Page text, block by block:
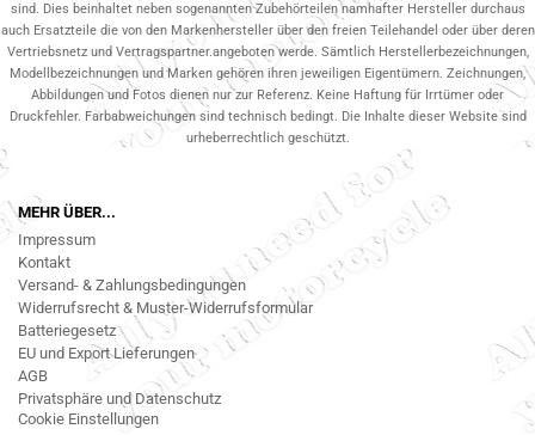
sind. Dies beinhaltet neben sogenannten Zubehörteilen namhafter Hersteller durchaus
auch Ersatzteile die von den Markenhersteller über den freien Teilehandel oder über deren
Vertriebsnetz und Vertragspartner.angeboten werde. Sämtlich Herstellerbezeichnungen,
Modellbezeichnungen und Marken gehören ihren jeweiligen Eigentümern. Zeichnungen,
Abbildungen und Fotos dienen nur zur Referenz. Keine Haftung für Irrtümer oder
Druckfehler. Farbabweichungen sind technisch bedingt. Die Inhalte dieser Website sind
urheberrechtlich geschützt.
MEHR ÜBER...
Impressum
Kontakt
Versand- & Zahlungsbedingungen
Widerrufsrecht & Muster-Widerrufsformular
Batteriegesetz
EU und Export Lieferungen
AGB
Privatsphäre und Datenschutz
Cookie Einstellungen